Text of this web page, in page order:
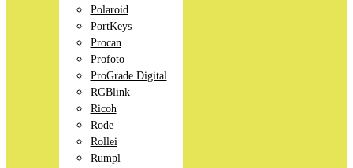
Polaroid
PortKeys
Procan
Profoto
ProGrade Digital
RGBlink
Ricoh
Rode
Rollei
Rumpl